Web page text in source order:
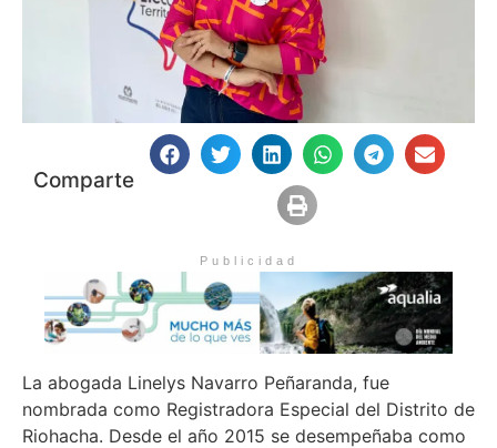
Comparte
Publicidad
La abogada Linelys Navarro Peñaranda, fue
nombrada como Registradora Especial del Distrito de
Riohacha. Desde el año 2015 se desempeñaba como